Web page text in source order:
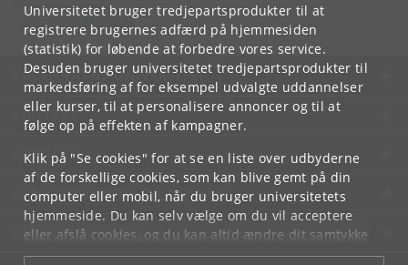
Universitetet bruger tredjepartsprodukter til at
registrere brugernes adfærd på hjemmesiden
(statistik) for løbende at forbedre vores service.
Desuden bruger universitetet tredjepartsprodukter til
markedsføring af for eksempel udvalgte uddannelser
eller kurser, til at personalisere annoncer og til at
følge op på effekten af kampagner.
Klik på "Se cookies" for at se en liste over udbyderne
af de forskellige cookies, som kan blive gemt på din
computer eller mobil, når du bruger universitetets
hjemmeside. Du kan selv vælge om du vil acceptere
eller afslå cookies, og du kan altid ændre dit samtykke
underCookie- og privatlivspolitiksom du finder i
Administrationen
dk
KØBENHAVNS UNIVERSITET
KONTAKT
SERVICES
FOR STUDERENDE OG ANSATTE
JOB OG KARRIERE